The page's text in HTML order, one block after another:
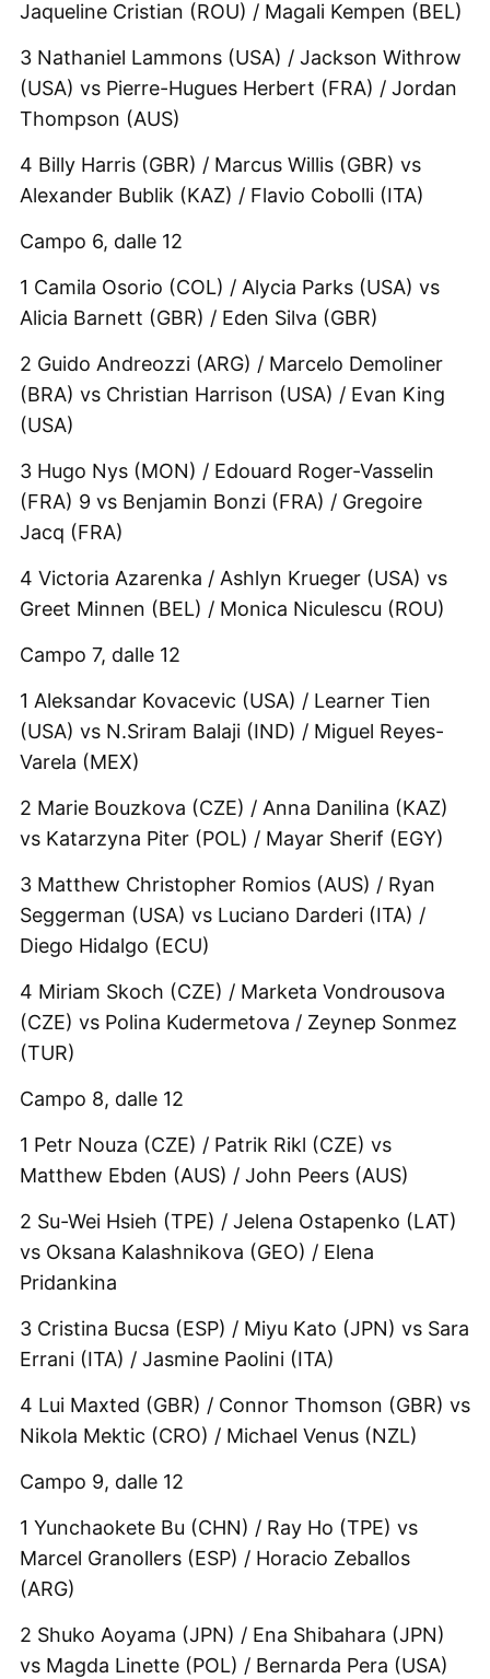
Jaqueline Cristian (ROU) / Magali Kempen (BEL)
3 Nathaniel Lammons (USA) / Jackson Withrow
(USA) vs Pierre-Hugues Herbert (FRA) / Jordan
Thompson (AUS)
4 Billy Harris (GBR) / Marcus Willis (GBR) vs
Alexander Bublik (KAZ) / Flavio Cobolli (ITA)
Campo 6, dalle 12
1 Camila Osorio (COL) / Alycia Parks (USA) vs
Alicia Barnett (GBR) / Eden Silva (GBR)
2 Guido Andreozzi (ARG) / Marcelo Demoliner
(BRA) vs Christian Harrison (USA) / Evan King
(USA)
3 Hugo Nys (MON) / Edouard Roger-Vasselin
(FRA) 9 vs Benjamin Bonzi (FRA) / Gregoire
Jacq (FRA)
4 Victoria Azarenka / Ashlyn Krueger (USA) vs
Greet Minnen (BEL) / Monica Niculescu (ROU)
Campo 7, dalle 12
1 Aleksandar Kovacevic (USA) / Learner Tien
(USA) vs N.Sriram Balaji (IND) / Miguel Reyes-
Varela (MEX)
2 Marie Bouzkova (CZE) / Anna Danilina (KAZ)
vs Katarzyna Piter (POL) / Mayar Sherif (EGY)
3 Matthew Christopher Romios (AUS) / Ryan
Seggerman (USA) vs Luciano Darderi (ITA) /
Diego Hidalgo (ECU)
4 Miriam Skoch (CZE) / Marketa Vondrousova
(CZE) vs Polina Kudermetova / Zeynep Sonmez
(TUR)
Campo 8, dalle 12
1 Petr Nouza (CZE) / Patrik Rikl (CZE) vs
Matthew Ebden (AUS) / John Peers (AUS)
2 Su-Wei Hsieh (TPE) / Jelena Ostapenko (LAT)
vs Oksana Kalashnikova (GEO) / Elena
Pridankina
3 Cristina Bucsa (ESP) / Miyu Kato (JPN) vs Sara
Errani (ITA) / Jasmine Paolini (ITA)
4 Lui Maxted (GBR) / Connor Thomson (GBR) vs
Nikola Mektic (CRO) / Michael Venus (NZL)
Campo 9, dalle 12
1 Yunchaokete Bu (CHN) / Ray Ho (TPE) vs
Marcel Granollers (ESP) / Horacio Zeballos
(ARG)
2 Shuko Aoyama (JPN) / Ena Shibahara (JPN)
vs Magda Linette (POL) / Bernarda Pera (USA)